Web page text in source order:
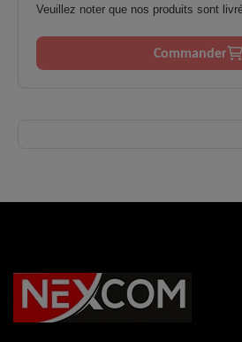
Veuillez noter que nos produits sont
L'installation ne doit être effectuée que
qualifié et formé.
Commander